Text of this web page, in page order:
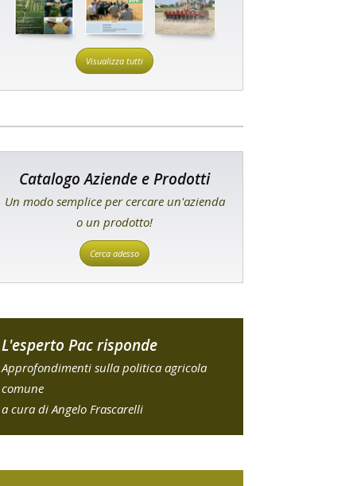
Visualizza tutti
Catalogo Aziende e Prodotti
Un modo semplice per cercare un'azienda
o un prodotto!
Cerca adesso
L'esperto Pac risponde
Approfondimenti sulla politica agricola
comune
a cura di Angelo Frascarelli